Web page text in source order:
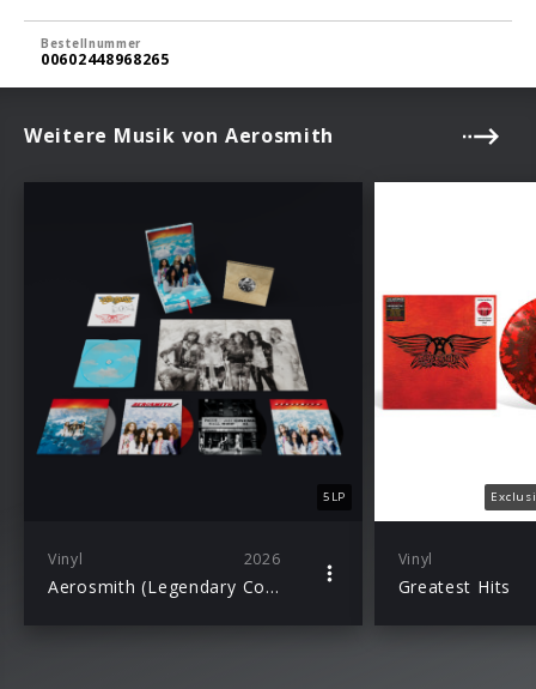
Bestellnummer
00602448968265
Weitere Musik von Aerosmith
5LP
Vinyl 2026
Aerosmith (Legendary Collector’s Edition)
Vinyl
Greatest Hits